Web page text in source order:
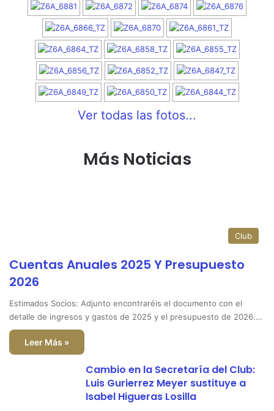
Ver todas las fotos...
Más Noticias
Club
Cuentas Anuales 2025 Y Presupuesto
2026
Estimados Socios: Adjunto encontraréis el documento con el
detalle de ingresos y gastos de 2025 y el presupuesto de 2026.…
Leer Más »
Cambio en la Secretaría del Club:
Luis Gurierrez Meyer sustituye a
Isabel Higueras Losilla